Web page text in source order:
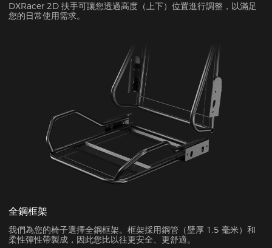
DXRacer 2D 扶手可讓您透過高度（上下）位置進行調整，以滿足
您的日常使用需求。
全鋼框架
我們為您的椅子選擇全鋼框架。框架採用鋼管（壁厚 1.5 毫米）和
柔性彈性帶製成，因此您比以往更安全、更舒適。